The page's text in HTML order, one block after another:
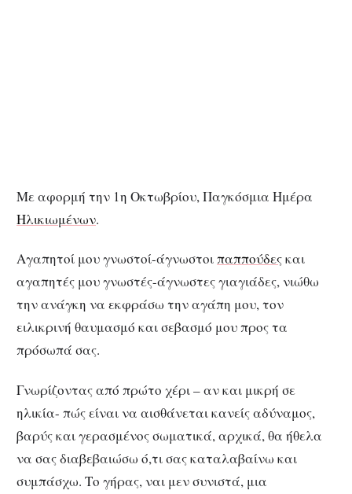
Με αφορμή την 1η Οκτωβρίου, Παγκόσμια Ημέρα
Ηλικιωμένων.
Αγαπητοί μου γνωστοί-άγνωστοιπαππούδεςκαι
αγαπητές μου γνωστές-άγνωστες γιαγιάδες, νιώθω
την ανάγκη να εκφράσω την αγάπη μου, τον
ειλικρινή θαυμασμό και σεβασμό μου προς τα
πρόσωπά σας.
Γνωρίζοντας από πρώτο χέρι – αν και μικρή σε
ηλικία- πώς είναι να αισθάνεται κανείς αδύναμος,
βαρύς και γερασμένος σωματικά, αρχικά, θα ήθελα
να σας διαβεβαιώσω ό,τι σας καταλαβαίνω και
συμπάσχω. Το γήρας, ναι μεν συνιστά, μια